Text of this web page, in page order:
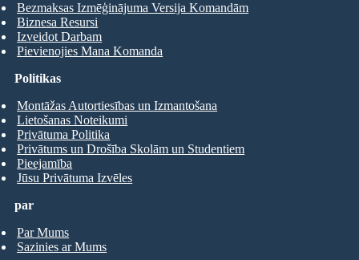
Bezmaksas Izmēģinājuma Versija Komandām
Biznesa Resursi
Izveidot Darbam
Pievienojies Mana Komanda
par
Par Mums
Sazinies ar Mums
Politikas
Montāžas Autortiesības un Izmantošana
Lietošanas Noteikumi
Privātuma Politika
Privātums un Drošība Skolām un Studentiem
Pieejamība
Jūsu Privātuma Izvēles